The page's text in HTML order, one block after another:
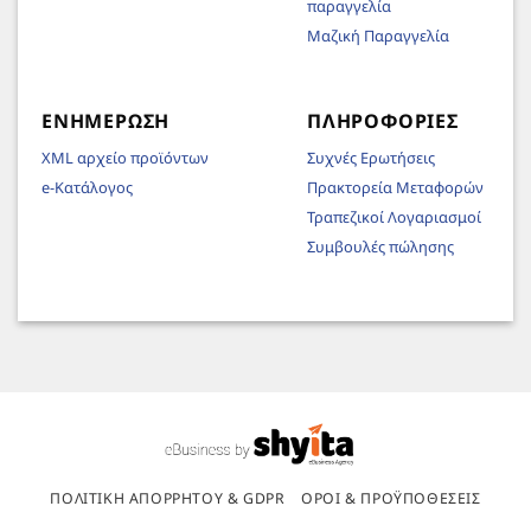
παραγγελία
Μαζική Παραγγελία
ΕΝΗΜΈΡΩΣΗ
XML αρχείο προϊόντων
e-Κατάλογος
ΠΛΗΡΟΦΟΡΊΕΣ
Συχνές Ερωτήσεις
Πρακτορεία Μεταφορών
Τραπεζικοί Λογαριασμοί
Συμβουλές πώλησης
ΠΟΛΙΤΙΚΉ ΑΠΟΡΡΉΤΟΥ & GDPR ΌΡΟΙ & ΠΡΟΫΠΟΘΈΣΕΙΣ